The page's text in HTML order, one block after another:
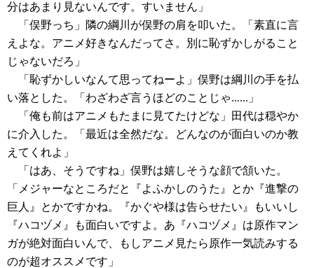
分はあまり見ないんです。すいません」
「俣野っち」隣の綱川が俣野の肩を叩いた。「素直に言
えよな。アニメ好きなんだってさ。別に恥ずかしがること
じゃないだろ」
「恥ずかしいなんて思ってねーよ」俣野は綱川の手を払
い落とした。「わざわざ言うほどのことじゃ......」
「俺も前はアニメもたまに見てたけどな」田代は穏やか
に介入した。「最近は全然だな。どんなのが面白いのか教
えてくれよ」
「はあ、そうですね」俣野は嬉しそうな顔で頷いた。
「メジャーなところだと『よふかしのうた』とか『進撃の
巨人』とかですかね。『かぐや様は告らせたい』もいいし
『ハコヅメ』も面白いですよ。あ『ハコヅメ』は原作マン
ガが絶対面白いんで、もしアニメ見たら原作一気読みする
のが超オススメです」